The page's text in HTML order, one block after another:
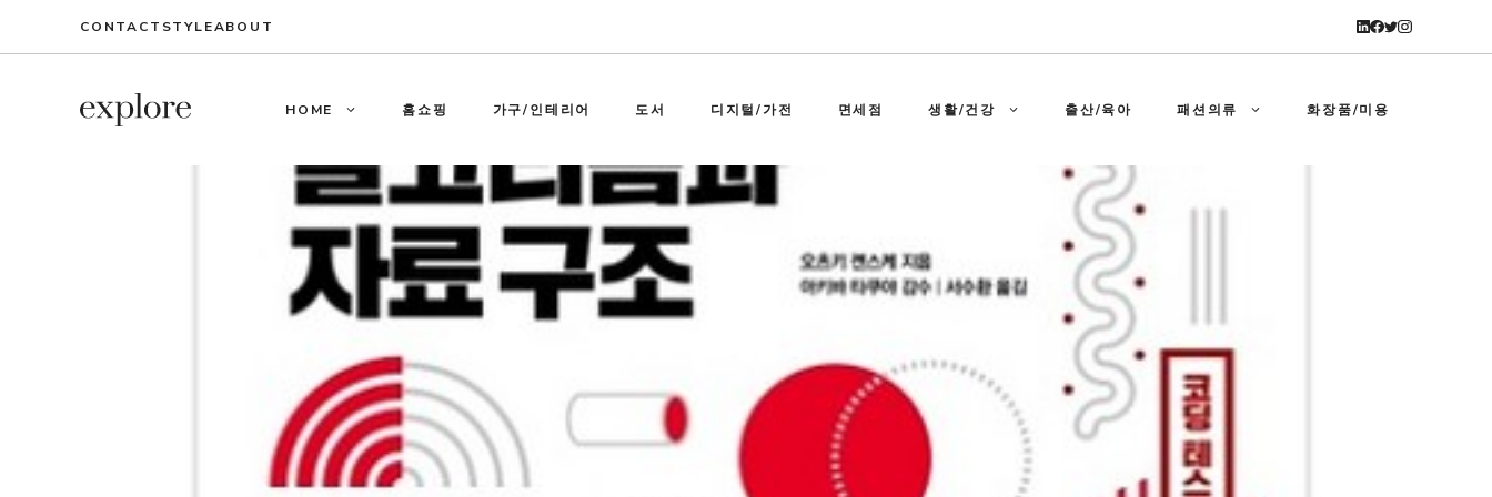
CONTACT STYLEABOUT
HOME 홈쇼핑 가구/인테리어 도서 디지털/가전 면세점 생활/건강 출산/육아 패션의류 화장품/미용